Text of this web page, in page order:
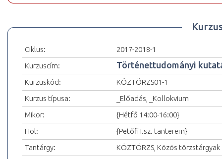
Ciklus:
2017-2018-1
Kurzuscím:
Történettudományi
Kurzuskód:
KÖZTÖRZS01-1
Kurzus típusa:
_Előadás, _Kollokvium
Mikor:
{Hétfő 14:00-16:00}
Hol:
{Petőfi I.sz. tanterem}
Tantárgy:
KÖZTÖRZS, Közös törzstárgyak